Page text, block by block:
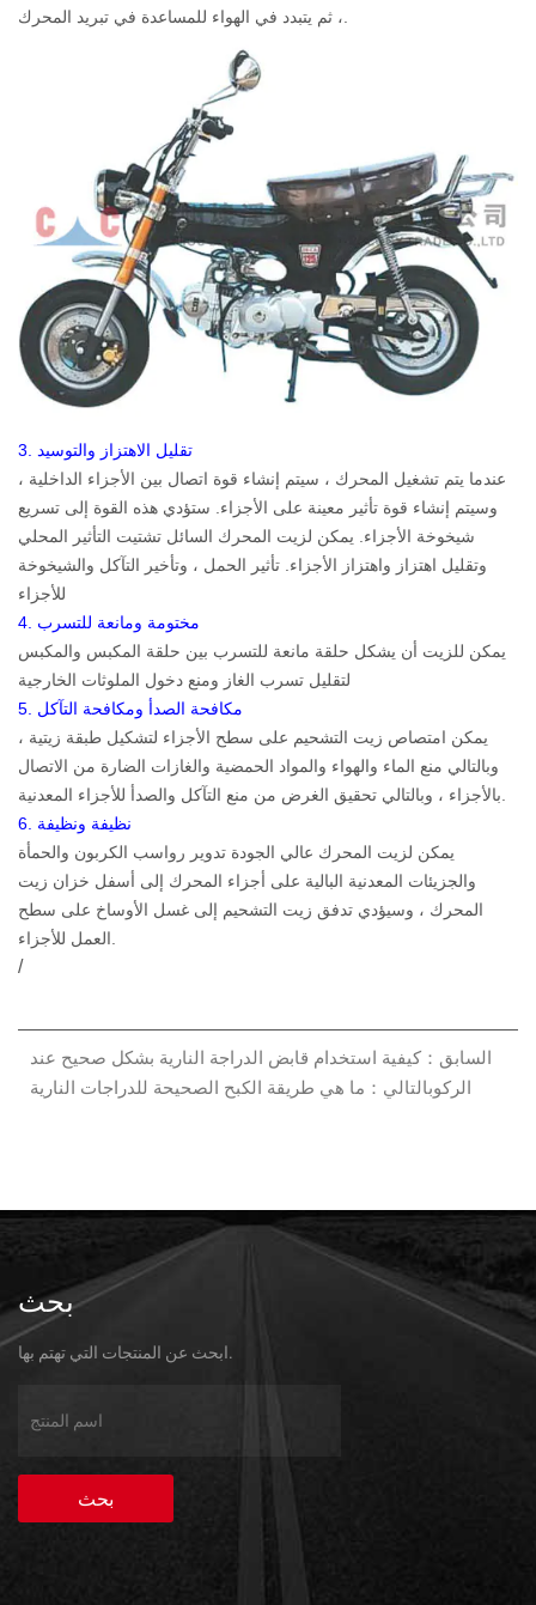
3. تقليل الاهتزاز والتوسيد
عندما يتم تشغيل المحرك ، سيتم إنشاء قوة اتصال بين الأجزاء الداخلية ،
وسيتم إنشاء قوة تأثير معينة على الأجزاء. ستؤدي هذه القوة إلى تسريع
شيخوخة الأجزاء. يمكن لزيت المحرك السائل تشتيت التأثير المحلي
وتقليل اهتزاز واهتزاز الأجزاء. تأثير الحمل ، وتأخير التآكل والشيخوخة
للأجزاء
4. مختومة ومانعة للتسرب
يمكن للزيت أن يشكل حلقة مانعة للتسرب بين حلقة المكبس والمكبس
لتقليل تسرب الغاز ومنع دخول الملوثات الخارجية
5. مكافحة الصدأ ومكافحة التآكل
يمكن امتصاص زيت التشحيم على سطح الأجزاء لتشكيل طبقة زيتية ،
وبالتالي منع الماء والهواء والمواد الحمضية والغازات الضارة من الاتصال
6. نظيفة ونظيفة
يمكن لزيت المحرك عالي الجودة تدوير رواسب الكربون والحمأة
والجزيئات المعدنية البالية على أجزاء المحرك إلى أسفل خزان زيت
المحرك ، وسيؤدي تدفق زيت التشحيم إلى غسل الأوساخ على سطح
/
السابق：كيفية استخدام قابض الدراجة النارية بشكل صحيح عند
الركوبالتالي：ما هي طريقة الكبح الصحيحة للدراجات النارية
بحث
ابحث عن المنتجات التي تهتم بها.